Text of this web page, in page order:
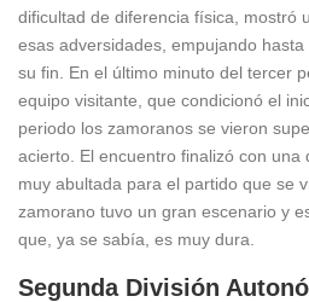
dificultad de diferencia física, mostró
esas adversidades, empujando
su fin. En el último minuto del tercer
equipo visitante, que condicionó el
periodo los zamoranos se vieron
acierto. El encuentro finalizó con una
muy abultada para el partido que se
zamorano tuvo un gran escenario y
que, ya se sabía, es muy dura.
Segunda División